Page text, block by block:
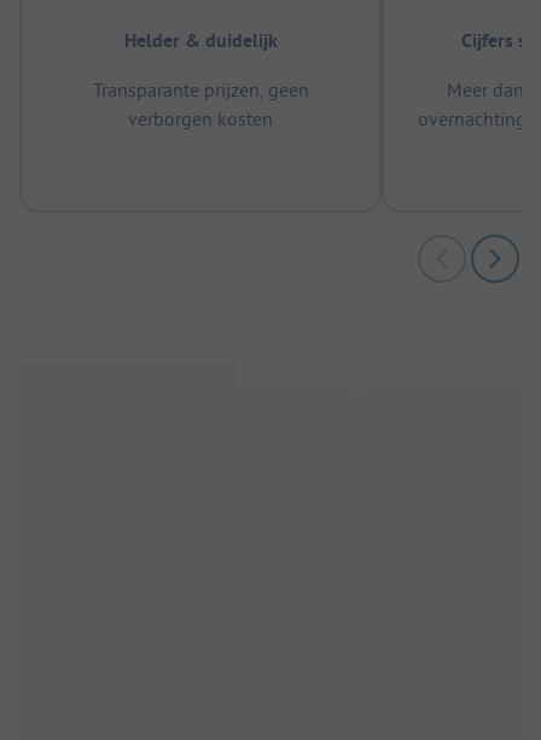
Helder & duidelijk
Transparante prijzen, geen
verborgen kosten
Cijfers
Meer dan